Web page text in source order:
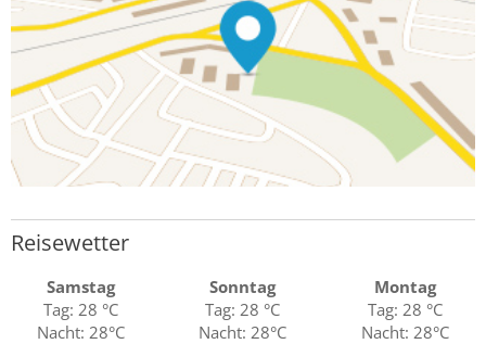
Reisewetter
Samstag
Tag: 28 °C
Nacht: 28°C
Sonntag
Tag: 28 °C
Nacht: 28°C
Montag
Tag: 28 °C
Nacht: 28°C